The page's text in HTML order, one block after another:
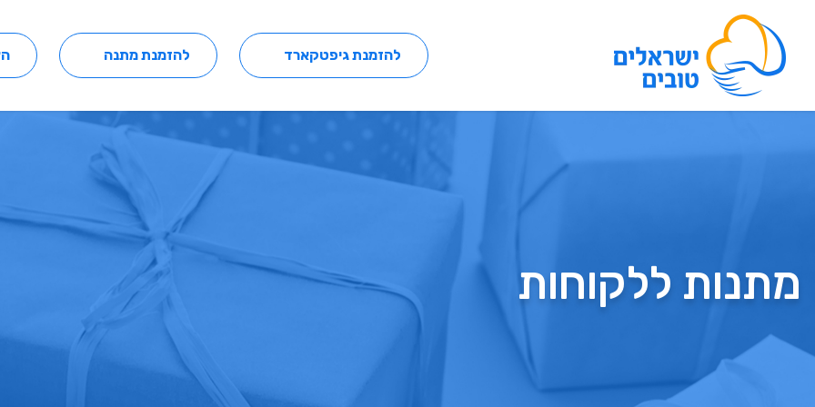
להזמנת גיפטקארד להזמנת מתנה
מתנות ללקוחות